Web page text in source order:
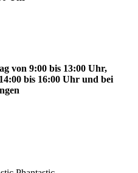
von 9:00 bis 13:00 Uhr,
bis 16:00 Uhr und bei